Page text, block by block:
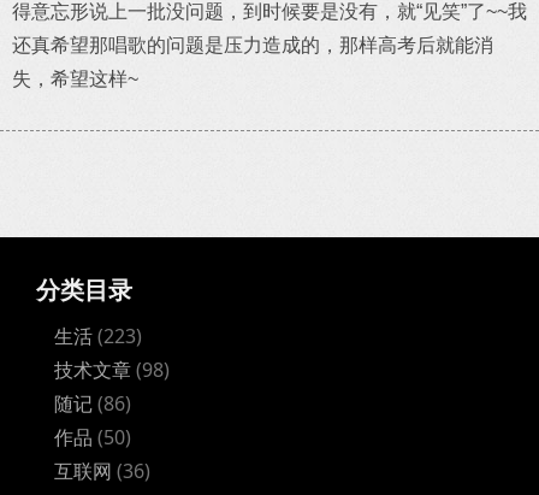
得意忘形说上一批没问题，到时候要是没有，就“见笑”了~~我
还真希望那唱歌的问题是压力造成的，那样高考后就能消
失，希望这样~
分类目录
生活(223)
技术文章(98)
随记(86)
作品 (50)
互联网 (36)